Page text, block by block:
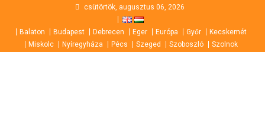
content
csütörtök, augusztus 06, 2026
Balaton Budapest Debrecen Eger Európa Győr
Kecskemét
Miskolc
Nyíregyháza Pécs Szeged Szoboszló Szolnok